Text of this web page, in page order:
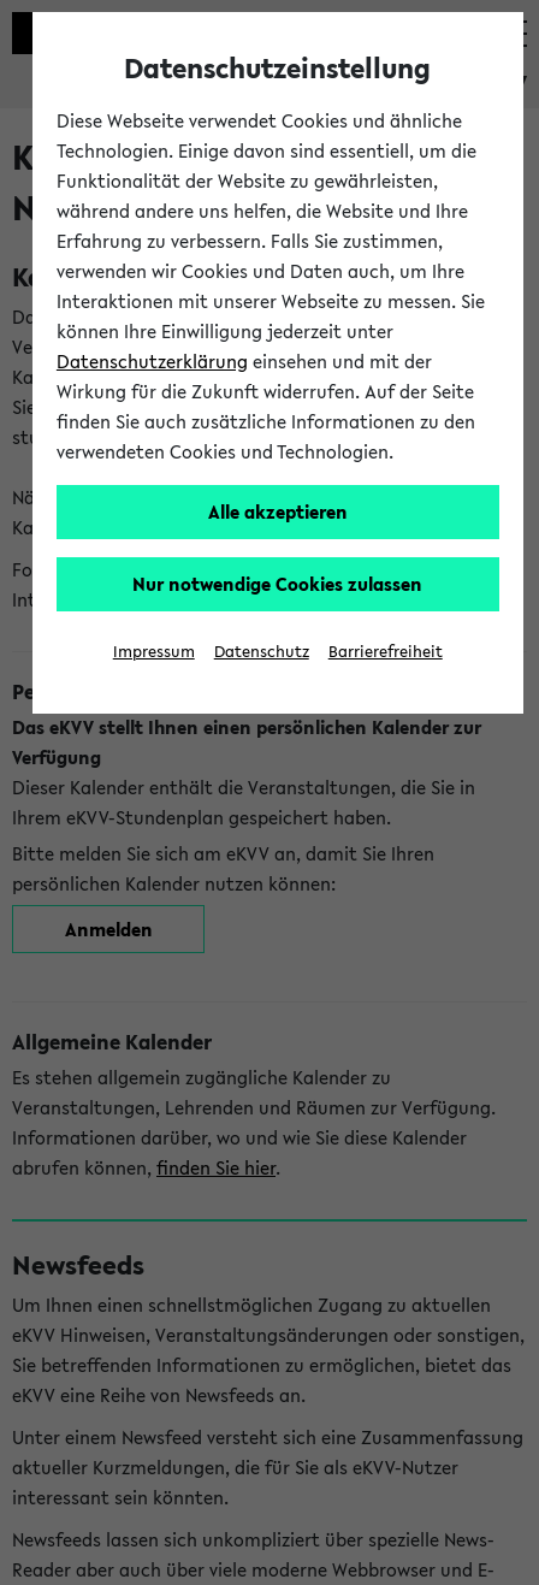
eKVV
Kalenderintegration und
Newsfeeds
Kalenderintegration
Das eKVV bietet Ihnen die Möglichkeit,
Veranstaltungstermine in eine Vielzahl von
Kalenderanwendungen einzubinden. Auf diese Weise können
Sie einen gemeinsamen Überblick über Ihre privaten und
studienbezogenen Termine erhalten.
Näheres zu Vorteilen und Funktionsweise der
Kalenderintegration können Sie auf unserer
Folgende Kalender bietet Ihnen das eKVV derzeit zur
Integration an:
Persönlicher Kalender
Das eKVV stellt Ihnen einen persönlichen Kalender zur
Verfügung
Dieser Kalender enthält die Veranstaltungen, die Sie in
Ihrem eKVV-Stundenplan gespeichert haben.
Bitte melden Sie sich am eKVV an, damit Sie Ihren
persönlichen Kalender nutzen können:
Anmelden
Allgemeine Kalender
Es stehen allgemein zugängliche Kalender zu
Veranstaltungen, Lehrenden und Räumen zur Verfügung.
Informationen darüber, wo und wie Sie diese Kalender
abrufen können, finden Sie hier.
Newsfeeds
Um Ihnen einen schnellstmöglichen Zugang zu aktuellen
eKVV Hinweisen, Veranstaltungsänderungen oder sonstigen,
Sie betreffenden Informationen zu ermöglichen, bietet das
eKVV eine Reihe von Newsfeeds an.
Unter einem Newsfeed versteht sich eine Zusammenfassung
aktueller Kurzmeldungen, die für Sie als eKVV-Nutzer
interessant sein könnten.
Newsfeeds lassen sich unkompliziert über spezielle News-
Reader aber auch über viele moderne Webbrowser und E-
Datenschutzeinstellung
Diese Webseite verwendet Cookies und ähnliche
Technologien. Einige davon sind essentiell, um die
Funktionalität der Website zu gewährleisten,
während andere uns helfen, die Website und Ihre
Erfahrung zu verbessern. Falls Sie zustimmen,
verwenden wir Cookies und Daten auch, um Ihre
Interaktionen mit unserer Webseite zu messen. Sie
können Ihre Einwilligung jederzeit unter
Datenschutzerklärung einsehen und mit der
Wirkung für die Zukunft widerrufen. Auf der Seite
finden Sie auch zusätzliche Informationen zu den
verwendeten Cookies und Technologien.
Alle akzeptieren
Nur notwendige Cookies zulassen
Impressum Datenschutz Barrierefreiheit